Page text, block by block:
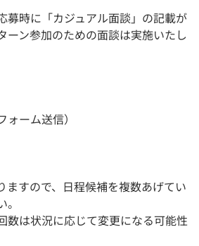
募時に「カジュアル面談」の記載が
ーン参加のための面談は実施いたし
ーム送信）
ますので、日程候補を複数あげてい
は状況に応じて変更になる可能性